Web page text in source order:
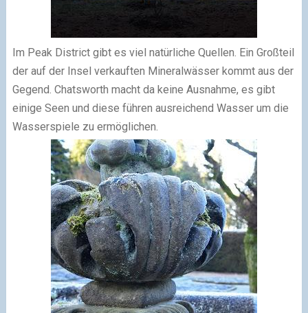
Im Peak District gibt es viel natürliche Quellen. Ein Großteil
der auf der Insel verkauften Mineralwässer kommt aus der
Gegend. Chatsworth macht da keine Ausnahme, es gibt
einige Seen und diese führen ausreichend Wasser um die
Wasserspiele zu ermöglichen.